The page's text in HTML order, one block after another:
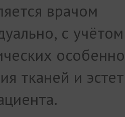
врачом
с учётом
тканей и